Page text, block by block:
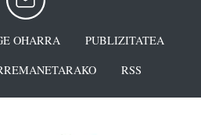
OHARRA
PUBLIZITATEA
RSS